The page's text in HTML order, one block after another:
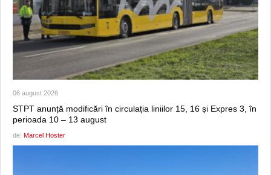
06 august 2026
STPT anunță modificări în circulația liniilor 15, 16 și Expres 3, în
perioada 10 – 13 august
de: Marcel Hoster